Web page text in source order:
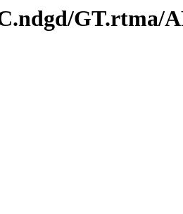
GT.rtma/